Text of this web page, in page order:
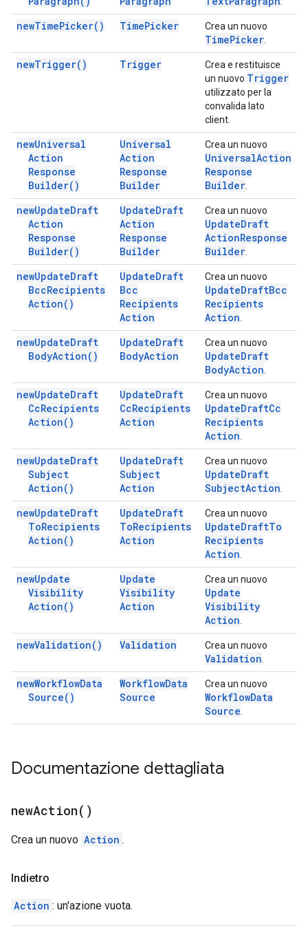
newTimePicker( ) TimePicker Crea un nuovo
TimePicker
newTrigger( ) Trigger
Crea e restituisce
un nuovo Trigger
utilizzato per la
convalida lato
client.
newUniversal
Action
Response
Builder( )
Universal
Action
Response
Builder
Crea un nuovo
UniversalAction
Response
Builder
newUpdateDraft
Action
Response
Builder( )
UpdateDraft
Action
Response
Builder
Crea un nuovo
UpdateDraft
ActionResponse
Builder
newUpdateDraft
BccRecipients
Action( )
UpdateDraft
Bcc
Recipients
Action
Crea un nuovo
UpdateDraftBcc
Recipients
Action
newUpdateDraft
BodyAction( )
UpdateDraft
BodyAction
Crea un nuovo
UpdateDraft
BodyAction
newUpdateDraft
CcRecipients
Action( )
UpdateDraft
CcRecipients
Action
Crea un nuovo
UpdateDraftCc
Recipients
Action
newUpdateDraft
Subject
Action( )
UpdateDraft
Subject
Action
Crea un nuovo
UpdateDraft
SubjectAction
newUpdateDraft
ToRecipients
Action( )
UpdateDraft
ToRecipients
Action
Crea un nuovo
UpdateDraftTo
Recipients
Action
newUpdate
Visibility
Action( )
Update
Visibility
Action
Crea un nuovo
Update
Visibility
Action
newValidation( ) Validation Crea un nuovo
Validation
newWorkflowData
Source( )
WorkflowData
Source
Crea un nuovo
WorkflowData
Source
Documentazione dettagliata
newAction( )
Crea un nuovo Action .
Indietro
Action : un'azione vuota.